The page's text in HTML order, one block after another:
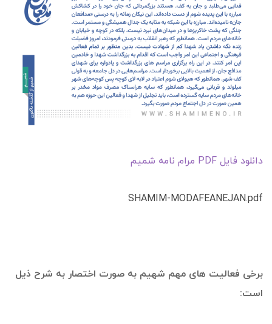
دانلود فایل PDF مرام نامه شمیم
SHAMIM-MODAFEANEJAN.pdf
برخی فعالیت های مهم شهیم به صورت اختصار به شرح ذیل
است: